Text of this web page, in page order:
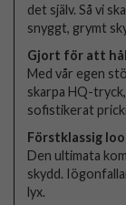
det själv. Så vi
snyggt, grymt
Gjort för att
Med vår egen
skarpa HQ-
sofistikerat
Förstklassig
Den ultimata
skydd.
lyx.